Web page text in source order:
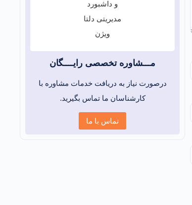
مـــشاوره تخصصی رایــــگان
درصورت نیاز به دریافت خدمات مشاوره با
کارشناسان ما تماس بگیرید.
تماس با ما